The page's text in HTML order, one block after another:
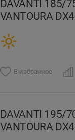
DAVANTI 185/
VANTOURA
В избранное
DAVANTI 195/
VANTOURA